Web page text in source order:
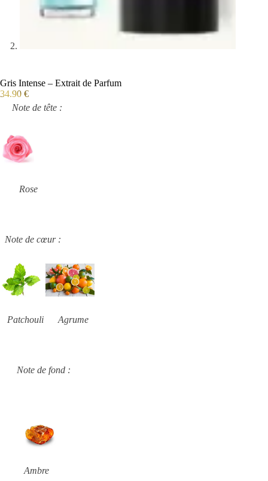
Gris Intense – Extrait de Parfum
34.90 €
Note de tête :
Rose
Note de cœur :
Patchouli Agrume
Note de fond :
Ambre